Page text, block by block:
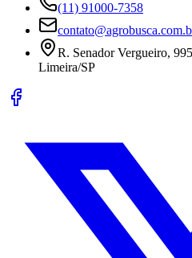
(11) 91000-7358
R. Senador Vergueiro,
Limeira/SP